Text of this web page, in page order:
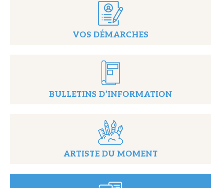
VOS DÉMARCHES
BULLETINS D’INFORMATION
ARTISTE DU MOMENT